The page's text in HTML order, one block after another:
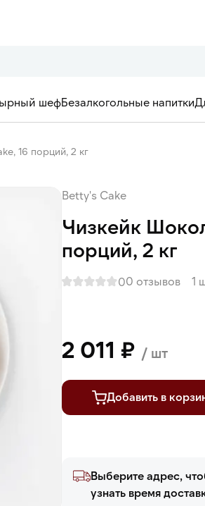
шефБезалкогольные напитки
16 порций, 2 кг
Betty's Cake
Чизкейк
порций, 2 кг
00 отзывов 1
2 011 ₽ / шт
Добавить в
Выберите адрес,
узнать время